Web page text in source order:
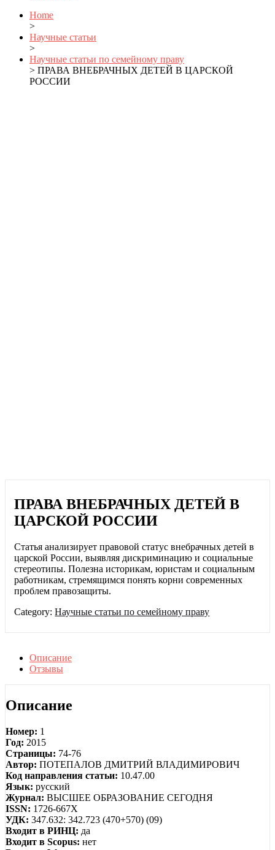
Home
>
Научные статьи
>
Научные статьи по семейному праву
> ПРАВА ВНЕБРАЧНЫХ ДЕТЕЙ В ЦАРСКОЙ
РОССИИ
ПРАВА ВНЕБРАЧНЫХ ДЕТЕЙ В
ЦАРСКОЙ РОССИИ
Статья анализирует правовой статус внебрачных детей в
царской России, выявляя дискриминацию и социальные
стереотипы. Полезна историкам, юристам и социальным
работникам, стремящимся понять корни современных
проблем правозащиты.
Category:Научные статьи по семейному праву
Описание
Отзывы
Описание
Номер: 1
Год: 2015
Страницы: 74-76
Автор: ПОТЕПАЛОВ ДМИТРИЙ ВЛАДИМИРОВИЧ
Код направления статьи: 10.47.00
Язык: русский
Журнал: ВЫСШЕЕ ОБРАЗОВАНИЕ СЕГОДНЯ
ISSN: 1726-667X
УДК: 347.632: 342.723 (470+570) (09)
Входит в РИНЦ: да
Входит в Scopus: нет